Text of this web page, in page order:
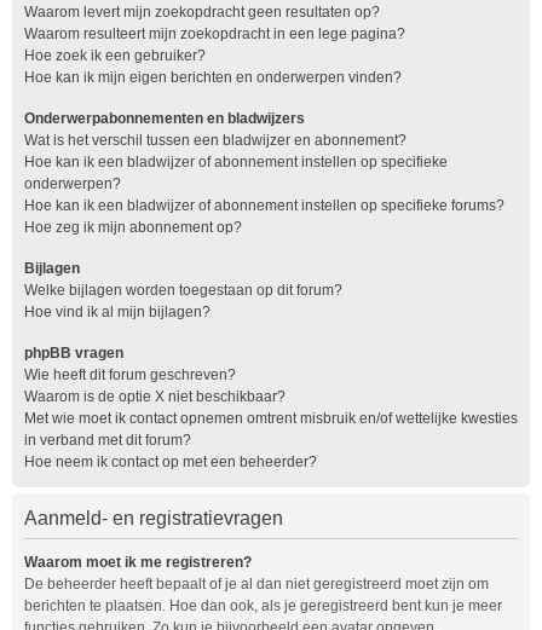
Waarom levert mijn zoekopdracht geen resultaten op?
Waarom resulteert mijn zoekopdracht in een lege pagina?
Hoe zoek ik een gebruiker?
Hoe kan ik mijn eigen berichten en onderwerpen vinden?
Onderwerpabonnementen en bladwijzers
Wat is het verschil tussen een bladwijzer en abonnement?
Hoe kan ik een bladwijzer of abonnement instellen op specifieke
onderwerpen?
Hoe kan ik een bladwijzer of abonnement instellen op specifieke forums?
Hoe zeg ik mijn abonnement op?
Bijlagen
Welke bijlagen worden toegestaan op dit forum?
Hoe vind ik al mijn bijlagen?
phpBB vragen
Wie heeft dit forum geschreven?
Waarom is de optie X niet beschikbaar?
Met wie moet ik contact opnemen omtrent misbruik en/of wettelijke kwesties
in verband met dit forum?
Hoe neem ik contact op met een beheerder?
Aanmeld- en registratievragen
Waarom moet ik me registreren?
De beheerder heeft bepaalt of je al dan niet geregistreerd moet zijn om
berichten te plaatsen. Hoe dan ook, als je geregistreerd bent kun je meer